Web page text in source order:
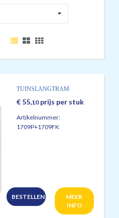
TUINSLANGTRAM
€ 55,10prijs per stuk
Artikelnummer:
1709P+1709FK
BESTELLEN
MEER
INFO